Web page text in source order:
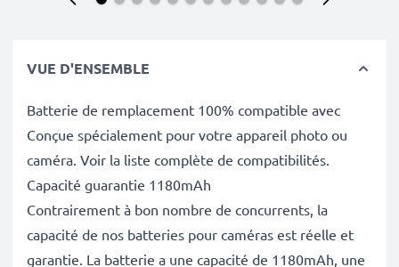
VUE D'ENSEMBLE
Batterie de remplacement 100% compatible avec
Conçue spécialement pour votre appareil photo ou
caméra. Voir la liste complète de compatibilités.
Capacité guarantie 1180mAh
Contrairement à bon nombre de concurrents, la
capacité de nos batteries pour caméras est réelle et
garantie. La batterie a une capacité de 1180mAh, une